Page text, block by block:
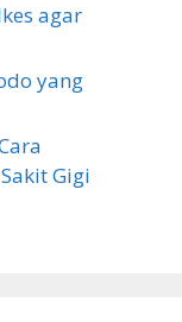
agar
yang
Gigi